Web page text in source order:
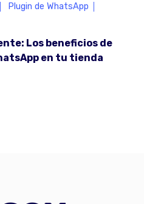
Plugin de WhatsApp
Los beneficios de
en tu tienda